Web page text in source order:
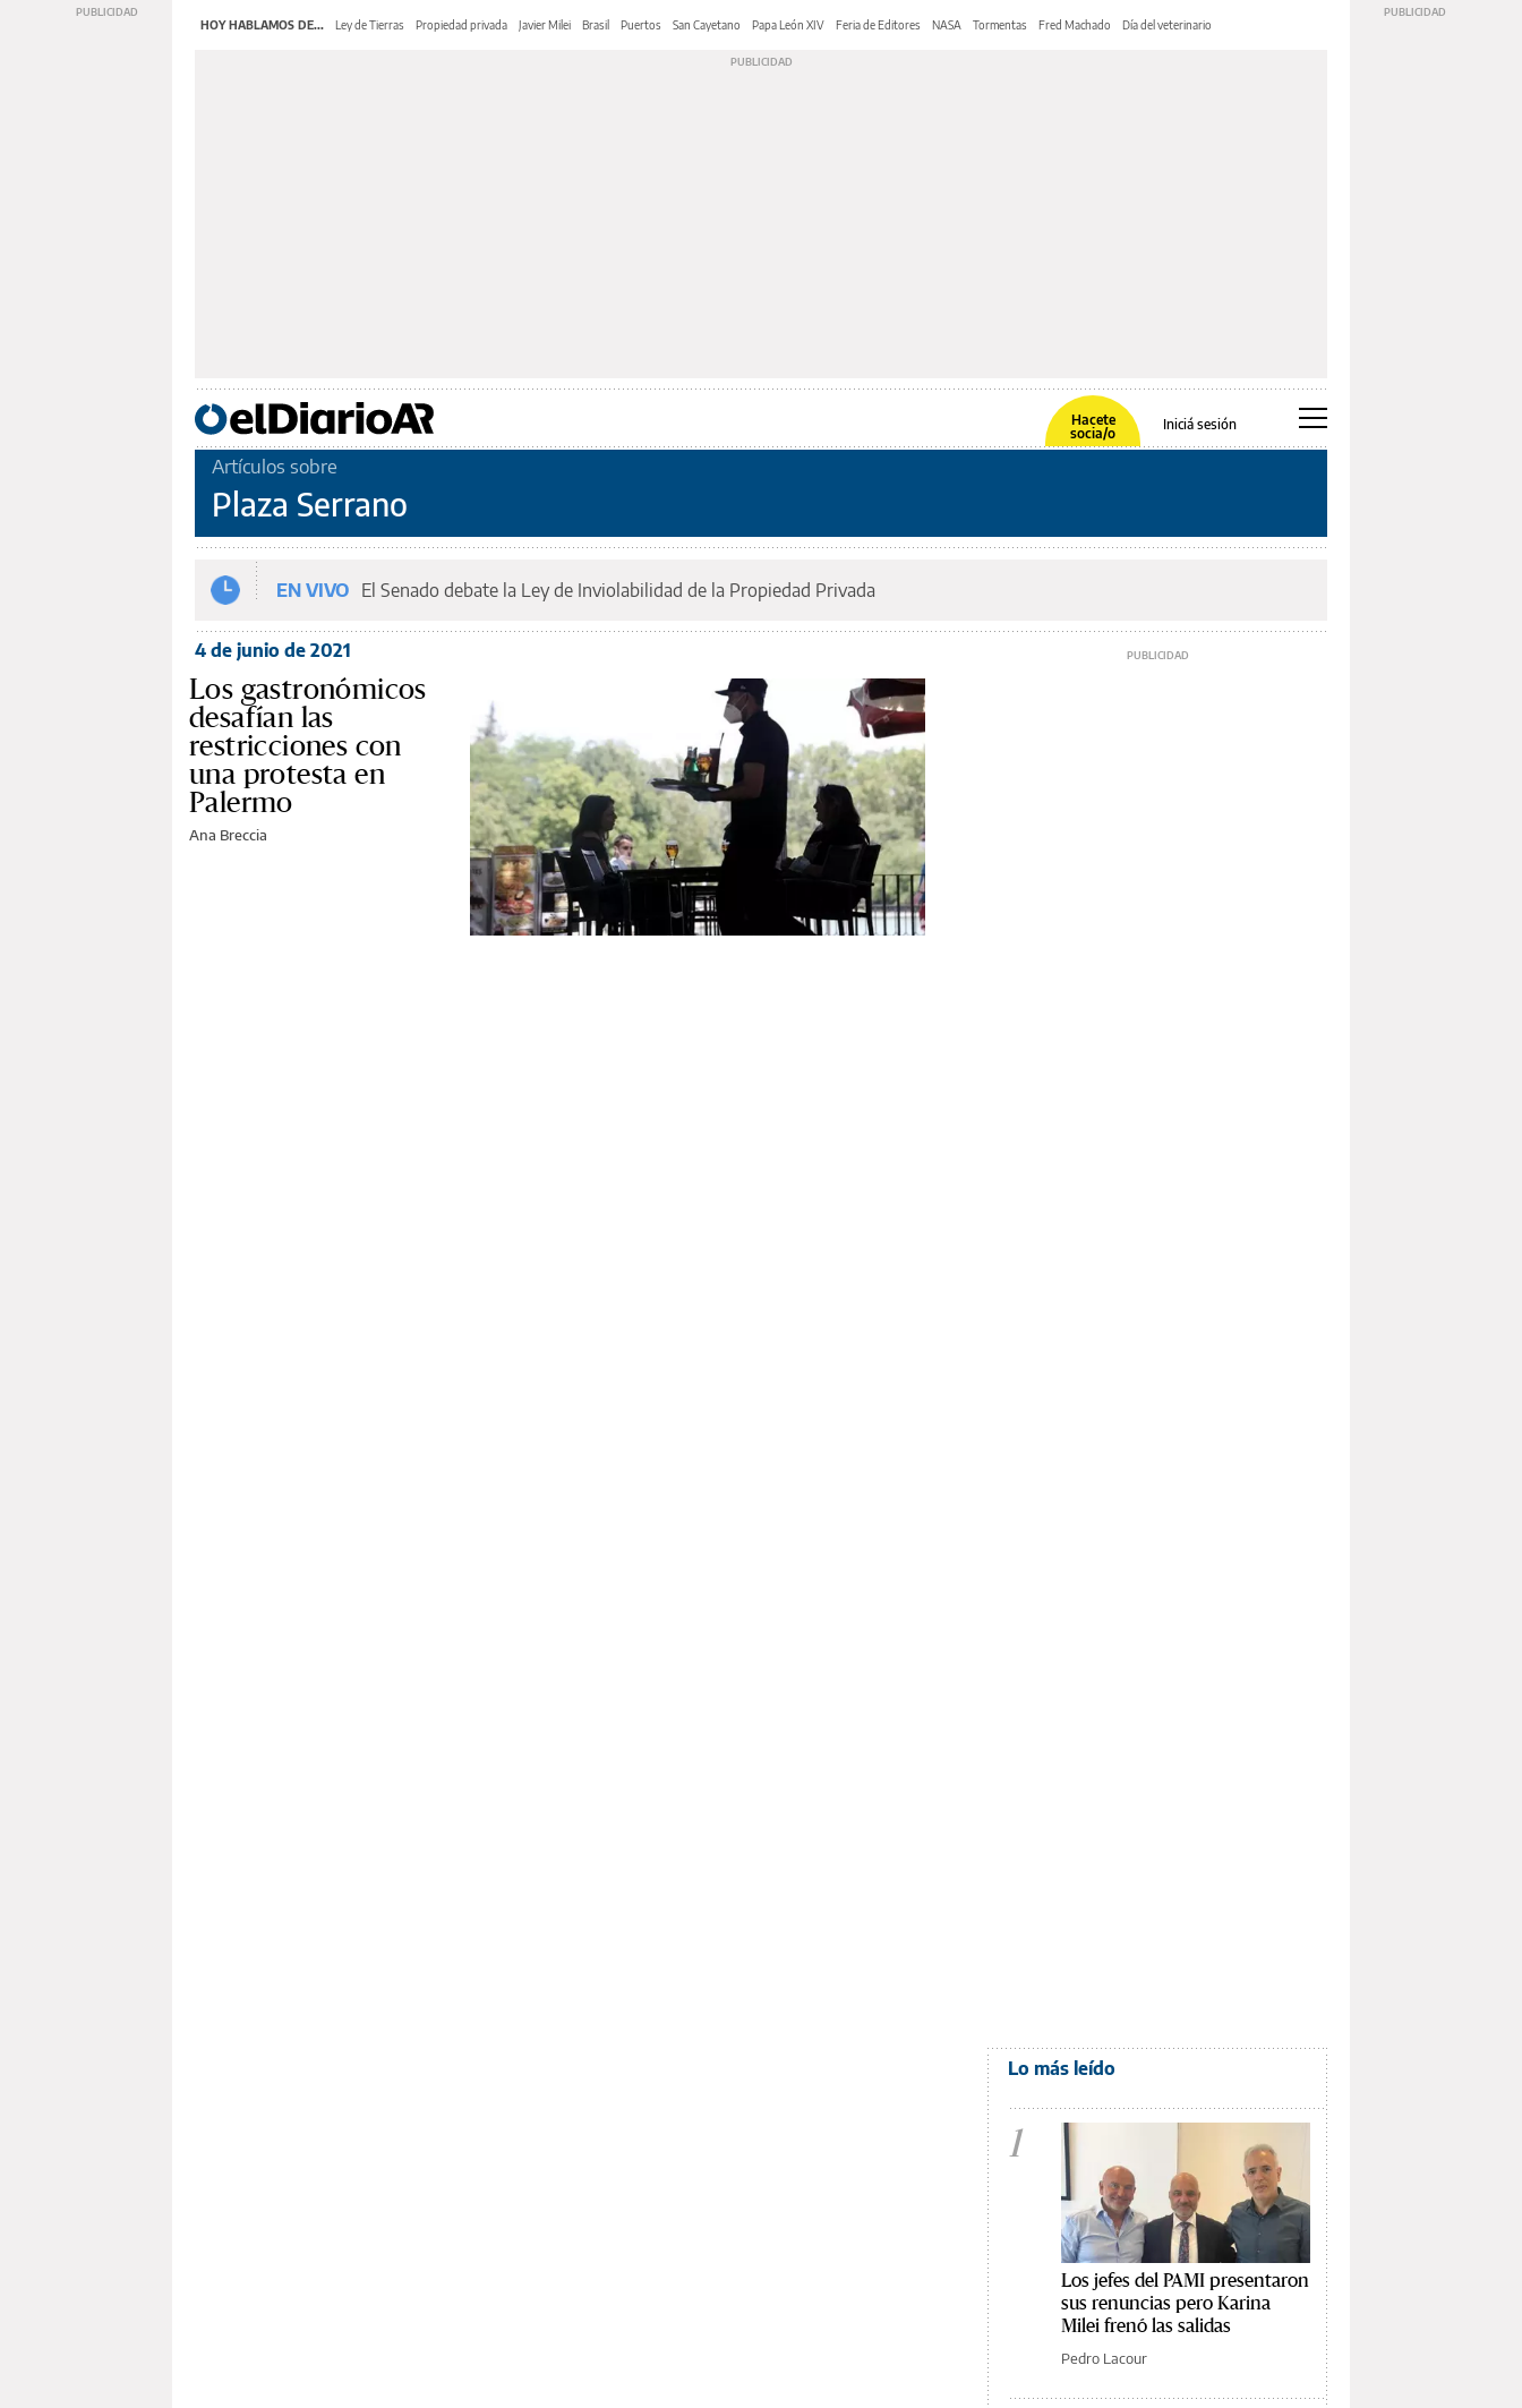
HOY HABLAMOS DE... Ley de Tierras Propiedad privada Javier Milei Brasil Puertos San Cayetano Papa León XIV Feria de Editores NASA Tormentas Fred Machado Día del veterinario
Hacete
socia/o
Iniciá sesión
Artículos sobre
Plaza Serrano
EN VIVO El Senado debate la Ley de Inviolabilidad de la Propiedad Privada
4 de junio de 2021
Los gastronómicos
desafían las
restricciones con
una protesta en
Palermo
Ana Breccia
Lo más leído
1
Los jefes del PAMI presentaron
sus renuncias pero Karina
Milei frenó las salidas
Pedro Lacour